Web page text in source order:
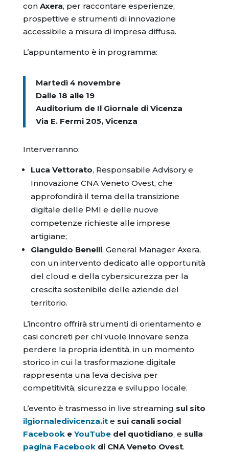
con Axera, per raccontare esperienze,
prospettive e strumenti di innovazione
accessibile a misura di impresa diffusa.
L’appuntamento è in programma:
Martedì 4 novembre
Dalle 18 alle 19
Auditorium de Il Giornale di Vicenza
Via E. Fermi 205, Vicenza
Interverranno:
Luca Vettorato, Responsabile Advisory e
Innovazione CNA Veneto Ovest, che
approfondirà il tema della transizione
digitale delle PMI e delle nuove
competenze richieste alle imprese
artigiane;
Gianguido Benelli, General Manager Axera,
con un intervento dedicato alle opportunità
del cloud e della cybersicurezza per la
crescita sostenibile delle aziende del
territorio.
L’incontro offrirà strumenti di orientamento e
casi concreti per chi vuole innovare senza
perdere la propria identità, in un momento
storico in cui la trasformazione digitale
rappresenta una leva decisiva per
competitività, sicurezza e sviluppo locale.
L’evento è trasmesso in live streaming sul sito
ilgiornaledivicenza.it e sui canali social
Facebooke YouTubedel quotidiano, e sulla
pagina Facebookdi CNA Veneto Ovest.